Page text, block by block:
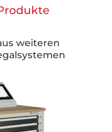
weiteren